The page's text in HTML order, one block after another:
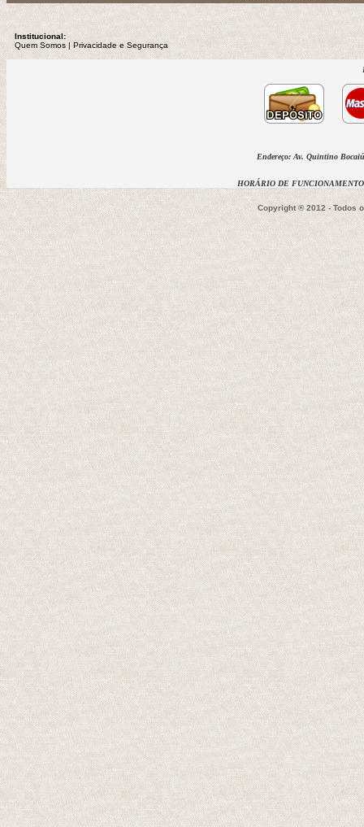
Institucional:
Quem Somos | Privacidade e Segurança
Endereço: Av. Quintino
HORÁRIO DE
Copyright ® 2012 - Todos